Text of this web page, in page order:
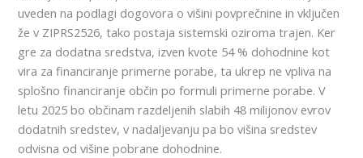
uveden na podlagi dogovora o višini povprečnine in vključen
že v ZIPRS2526, tako postaja sistemski oziroma trajen. Ker
gre za dodatna sredstva, izven kvote 54 % dohodnine kot
vira za financiranje primerne porabe, ta ukrep ne vpliva na
splošno financiranje občin po formuli primerne porabe. V
letu 2025 bo občinam razdeljenih slabih 48 milijonov evrov
dodatnih sredstev, v nadaljevanju pa bo višina sredstev
odvisna od višine pobrane dohodnine.